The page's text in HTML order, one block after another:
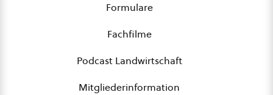
Formulare
Fachfilme
Podcast Landwirtschaft
Mitgliederinformation